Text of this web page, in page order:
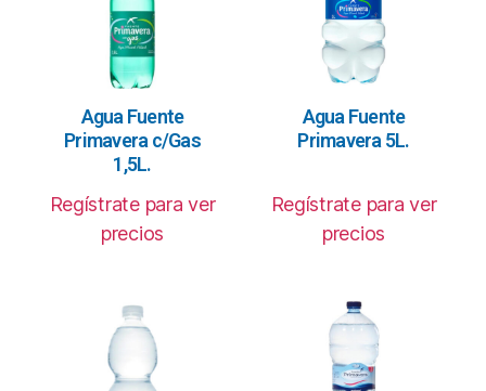
Agua Fuente
Primavera c/Gas
1,5L.
Regístrate para ver
precios
Agua Fuente
Primavera 5L.
Regístrate para ver
precios